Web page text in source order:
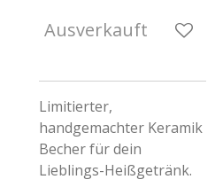
Ausverkauft
Limitierter,
handgemachter Keramik
Becher für dein
Lieblings-Heißgetränk.